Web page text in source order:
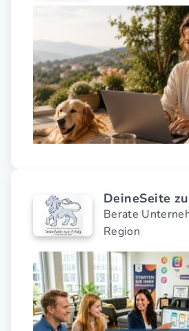
DeineSeite
Berate
Region